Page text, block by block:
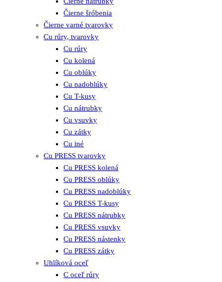
Čierne šróbenia
Čierne varné tvarovky
Cu rúry, tvarovky
Cu rúry
Cu kolená
Cu oblúky
Cu nadoblúky
Cu T-kusy
Cu nátrubky
Cu vsuvky
Cu zátky
Cu iné
Cu PRESS tvarovky
Cu PRESS kolená
Cu PRESS oblúky
Cu PRESS nadoblúky
Cu PRESS T-kusy
Cu PRESS nátrubky
Cu PRESS vsuvky
Cu PRESS nástenky
Cu PRESS zátky
Uhlíková oceľ
C oceľ rúry